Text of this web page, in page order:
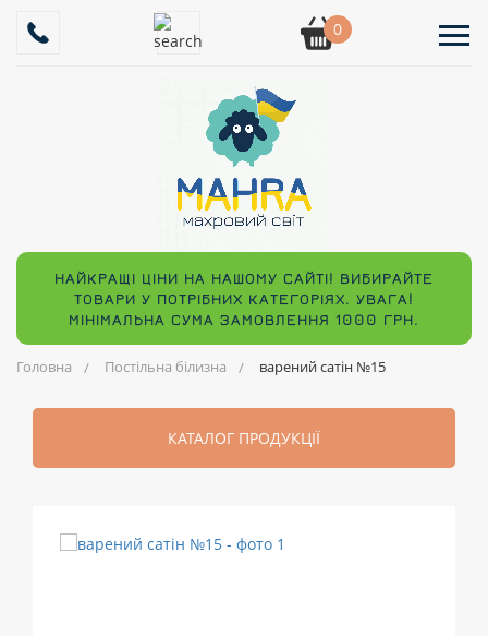
0
НАЙКРАЩІ ЦІНИ НА НАШОМУ САЙТІ! ВИБИРАЙТЕ
ТОВАРИ У ПОТРІБНИХ КАТЕГОРІЯХ. УВАГА!
МІНІМАЛЬНА СУМА ЗАМОВЛЕННЯ 1000 ГРН.
Головна Постільна білизна варений сатін №15
КАТАЛОГ ПРОДУКЦІЇ